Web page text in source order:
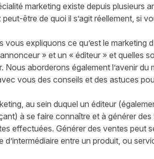
marketing existe depuis plusieurs
être de quoi il s’agit réellement, si
expliquons ce qu’est le marketing
» et un « éditeur » et quelles
aborderons également l’avenir du
vous des conseils et des astuces
au sein duquel un éditeur
à se faire connaître et à générer des
effectuées. Générer des ventes peut
d’intermédiaire entre un produit, ou